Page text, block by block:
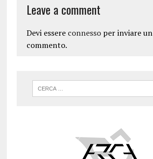
Leave a comment
Devi essere connessoper inviare un
commento.